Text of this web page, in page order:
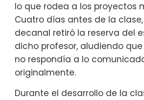
lo que rodea a los proyectos
Cuatro días antes de la
decanal retiró la reserva del
dicho profesor, aludiendo
no respondía a lo
originalmente.
Durante el desarrollo de la